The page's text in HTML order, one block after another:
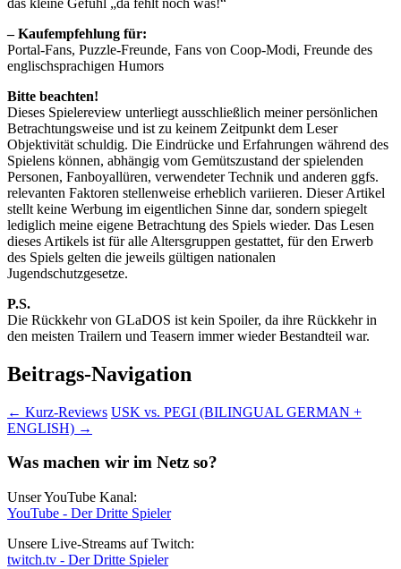
– Kaufempfehlung für:
Portal-Fans, Puzzle-Freunde, Fans von Coop-Modi, Freunde des
englischsprachigen Humors
Bitte beachten!
Dieses Spielereview unterliegt ausschließlich meiner persönlichen
Betrachtungsweise und ist zu keinem Zeitpunkt dem Leser
Objektivität schuldig. Die Eindrücke und Erfahrungen während des
Spielens können, abhängig vom Gemütszustand der spielenden
Personen, Fanboyallüren, verwendeter Technik und anderen ggfs.
relevanten Faktoren stellenweise erheblich variieren. Dieser Artikel
stellt keine Werbung im eigentlichen Sinne dar, sondern spiegelt
lediglich meine eigene Betrachtung des Spiels wieder. Das Lesen
dieses Artikels ist für alle Altersgruppen gestattet, für den Erwerb
des Spiels gelten die jeweils gültigen nationalen
Jugendschutzgesetze.
P.S.
Die Rückkehr von GLaDOS ist kein Spoiler, da ihre Rückkehr in
den meisten Trailern und Teasern immer wieder Bestandteil war.
Beitrags-Navigation
← Kurz-Reviews USK vs. PEGI (BILINGUAL GERMAN +
ENGLISH) →
Was machen wir im Netz so?
Unser YouTube Kanal:
YouTube - Der Dritte Spieler
Unsere Live-Streams auf Twitch:
twitch.tv - Der Dritte Spieler